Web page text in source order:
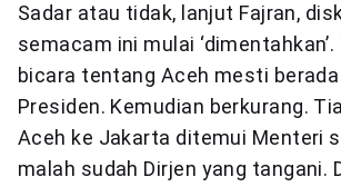
Sadar atau tidak, lanjut Fajran,
semacam ini mulai ‘dimentahkan’.
bicara tentang Aceh mesti berada
Presiden. Kemudian berkurang.
Aceh ke Jakarta ditemui Menteri
malah sudah Dirjen yang tangani.